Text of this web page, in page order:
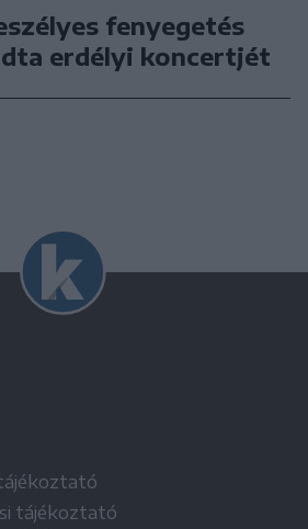
fenyegetés
erdélyi koncertjét
tájékoztató